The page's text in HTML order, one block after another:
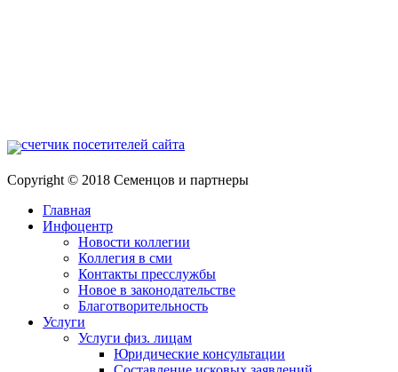
Copyright © 2018 Семенцов и партнеры
Главная
Инфоцентр
Новости коллегии
Коллегия в сми
Контакты пресслужбы
Новое в законодательстве
Благотворительность
Услуги
Услуги физ. лицам
Юридические консультации